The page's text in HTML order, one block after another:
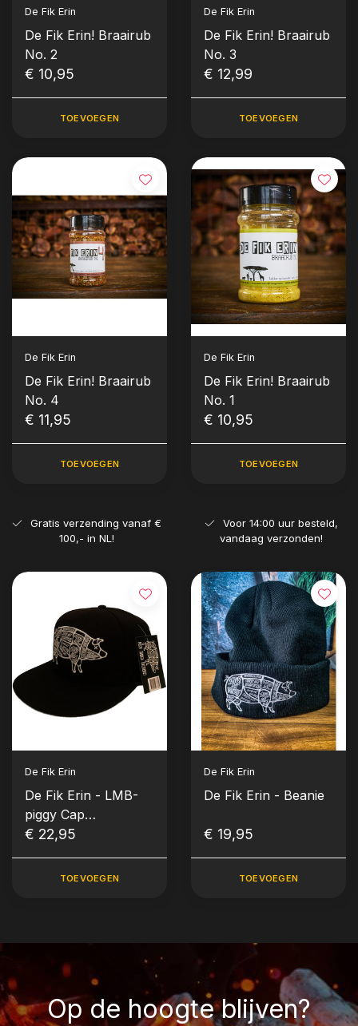
De Fik Erin
De Fik Erin! Braairub
No. 2
€ 10,95
TOEVOEGEN
De Fik Erin
De Fik Erin! Braairub
No. 3
€ 12,99
TOEVOEGEN
De Fik Erin
De Fik Erin! Braairub
No. 4
€ 11,95
TOEVOEGEN
De Fik Erin
De Fik Erin! Braairub
No. 1
€ 10,95
TOEVOEGEN
Gratis verzending vanaf €
100,- in NL!
Voor 14:00 uur besteld,
vandaag verzonden!
De Fik Erin
De Fik Erin - LMB-
piggy Cap
(Snapback)
€ 22,95
TOEVOEGEN
De Fik Erin
De Fik Erin - Beanie
€ 19,95
TOEVOEGEN
Op de hoogte blijven?